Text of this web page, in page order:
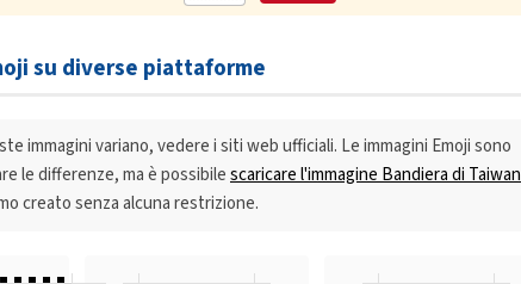
su diverse piattaforme
immagini variano, vedere i siti web ufficiali. Le immagini Emoji sono
le differenze, ma è possibilescaricare l'immagine Bandiera di Taiwan
creato senza alcuna restrizione.